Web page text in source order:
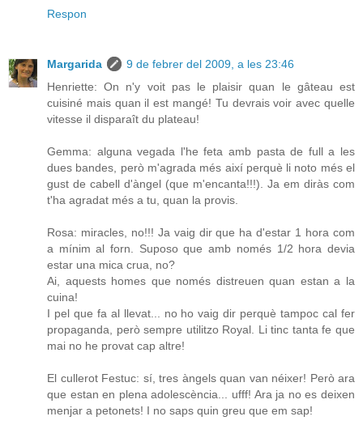
Respon
Margarida
9 de febrer del 2009, a les 23:46
Henriette: On n'y voit pas le plaisir quan le gâteau est
cuisiné mais quan il est mangé! Tu devrais voir avec quelle
vitesse il disparaît du plateau!
Gemma: alguna vegada l'he feta amb pasta de full a les
dues bandes, però m'agrada més així perquè li noto més el
gust de cabell d'àngel (que m'encanta!!!). Ja em diràs com
t'ha agradat més a tu, quan la provis.
Rosa: miracles, no!!! Ja vaig dir que ha d'estar 1 hora com
a mínim al forn. Suposo que amb només 1/2 hora devia
estar una mica crua, no?
Ai, aquests homes que només distreuen quan estan a la
cuina!
I pel que fa al llevat... no ho vaig dir perquè tampoc cal fer
propaganda, però sempre utilitzo Royal. Li tinc tanta fe que
mai no he provat cap altre!
El cullerot Festuc: sí, tres àngels quan van néixer! Però ara
que estan en plena adolescència... ufff! Ara ja no es deixen
menjar a petonets! I no saps quin greu que em sap!